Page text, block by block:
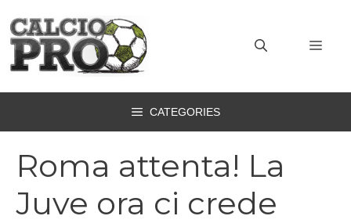
contenuto
CATEGORIES
Roma attenta! La
Juve ora ci crede